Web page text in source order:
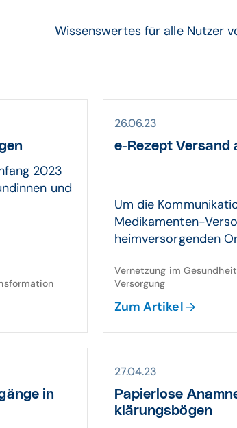
Wissenswertes für alle Nutzer
2023
und
26.06.23
e-Rezept Versand
Um die
Medikamenten-
heimversorgenden
Vernetzung im
Versorgung
Zum Artikel
in
27.04.23
Papierlose
klärungs­bögen